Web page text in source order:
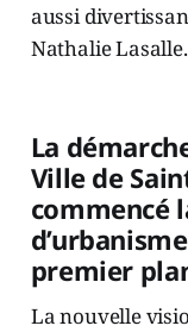
aussi
Nathalie
La
Ville de
commencé
premier
La nouvelle